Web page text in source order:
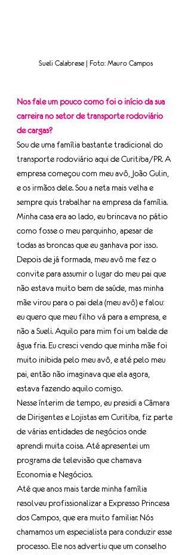
Sueli Calabrese | Foto: Mauro Campos
Nos fale um pouco como foi o início da sua
carreira no setor de transporte rodoviário
de cargas?
Sou de uma família bastante tradicional do
transporte rodoviário aqui de Curitiba/PR. A
empresa começou com meu avô, João Gulin,
e os irmãos dele. Sou a neta mais velha e
sempre quis trabalhar na empresa da família.
Minha casa era ao lado, eu brincava no pátio
como fosse o meu parquinho, apesar de
todas as broncas que eu ganhava por isso.
Depois de já formada, meu avô me fez o
convite para assumir o lugar do meu pai que
não estava muito bem de saúde, mas minha
mãe virou para o pai dela (meu avô) e falou:
eu quero que meu filho vá para a empresa, e
não a Sueli. Aquilo para mim foi um balde de
água fria. Eu cresci vendo que minha mãe foi
muito inibida pelo meu avô, e até pelo meu
pai, então não imaginava que ela agora,
estava fazendo aquilo comigo.
Nesse ínterim de tempo, eu presidi a Câmara
de Dirigentes e Lojistas em Curitiba, fiz parte
de várias entidades de negócios onde
aprendi muita coisa. Até apresentei um
programa de televisão que chamava
Economia e Negócios.
Até que anos mais tarde minha família
resolveu profissionalizar a Expresso Princesa
dos Campos, que era muito familiar. Nós
chamamos um especialista para conduzir esse
processo. Ele nos advertiu que um conselho